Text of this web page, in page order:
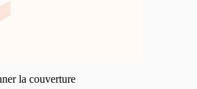
la couverture